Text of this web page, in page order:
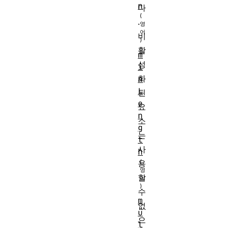
다
.
비
활
성
화
된
요
소
는
사
용
할
수
없
으
n
m
i
n
L
e
n
g
t
h
m
u
l